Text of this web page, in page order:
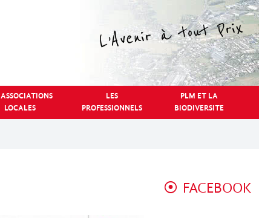
ASSOCIATIONS
LOCALES
LES
PROFESSIONNELS
PLM ET LA
BIODIVERSITE
FACEBOOK